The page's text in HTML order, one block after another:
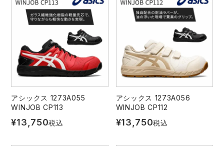
アシックス 1273A055
WINJOB CP113
¥13,750税込
アシックス 1273A056
WINJOB CP112
¥13,750税込